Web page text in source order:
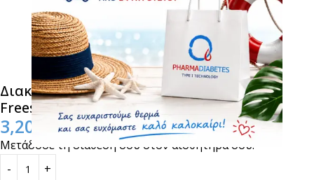
Διακοσμητικά Αυτοκόλλητα Retro για
Freestyle Libre 1 & 2
3,20
Μετάδοσε τη διάθεσή σου στον αισθητήρα σου!